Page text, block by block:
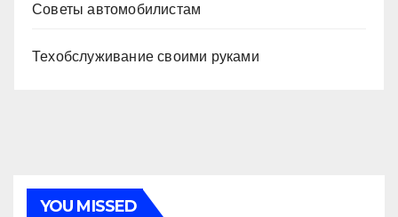
Советы автомобилистам
Техобслуживание своими руками
YOU MISSED